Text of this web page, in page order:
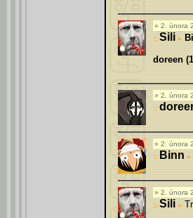
2. února
Sili »
doreen
2. února
2. února
Binn »
2. února
Sili »